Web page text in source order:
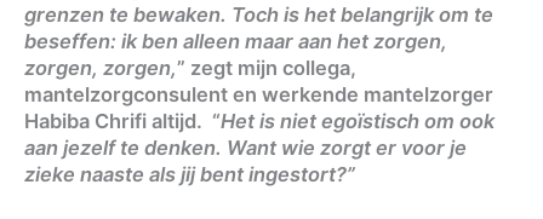
grenzen te bewaken. Toch is het belangrijk om te
beseffen: ik ben alleen maar aan het zorgen,
zorgen, zorgen,” zegt mijn collega,
mantelzorgconsulent en werkende mantelzorger
Habiba Chrifi altijd. “Het is niet egoïstisch om ook
aan jezelf te denken. Want wie zorgt er voor je
zieke naaste als jij bent ingestort?”